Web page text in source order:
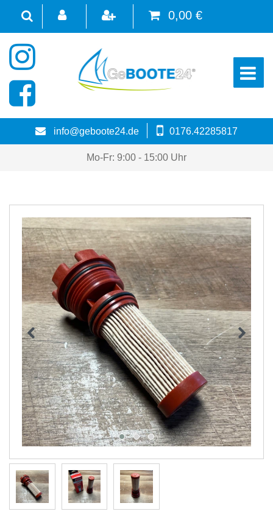
0,00 €
☰
info@geboote24.de 0176.42285817
Mo-Fr: 9:00 - 15:00 Uhr